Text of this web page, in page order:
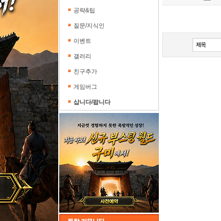
공략&팁
질문/지식인
이벤트
갤러리
친구추가
게임버그
삽니다/팝니다